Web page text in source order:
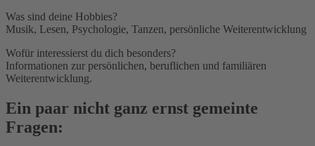
Was sind deine Hobbies?
Musik, Lesen, Psychologie, Tanzen, persönliche Weiterentwicklung
Wofür interessierst du dich besonders?
Informationen zur persönlichen, beruflichen und familiären
Weiterentwicklung.
Ein paar nicht ganz ernst gemeinte
Fragen: